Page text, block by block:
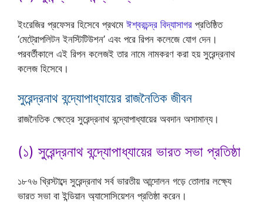
ইংরেজির প্রফেসর হিসেবে প্রথমে ঈশ্বরচন্দ্র বিদ্যাসাগর প্রতিষ্ঠিত
‘মেট্রোপলিটন ইনস্টিটিউশন’ এবং পরে রিপন কলেজে যোগ দেন।
পরবর্তীকালে এই রিপন কলেজই তার নামে নামকরণ করা হয় সুরেন্দ্রনাথ
কলেজ হিসেবে।
সুরেন্দ্রনাথ বন্দ্যোপাধ্যায়ের রাজনৈতিক জীবন
রাজনৈতিক ক্ষেত্রে সুরেন্দ্রনাথ বন্দ্যোপাধ্যায়ের অবদান অসামান্য।
(১) সুরেন্দ্রনাথ বন্দ্যোপাধ্যায়ের ভারত সভা প্রতিষ্ঠা
১৮৭৬ খ্রিস্টাব্দে সুরেন্দ্রনাথ সর্ব ভারতীয় আন্দোলন গড়ে তোলার লক্ষ্যে
ভারত সভা বা ইন্ডিয়ান অ্যাসোসিয়েশন প্রতিষ্ঠা করেন।